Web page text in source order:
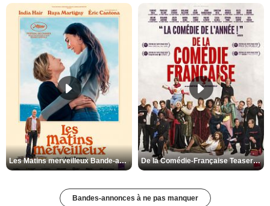
Les Matins merveilleux Bande-annonce VF De la Comédie-Française Teaser VF
Bandes-annonces à ne pas manquer